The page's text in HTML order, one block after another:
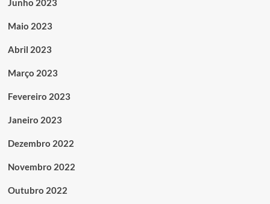
Junho 2023
Maio 2023
Abril 2023
Março 2023
Fevereiro 2023
Janeiro 2023
Dezembro 2022
Novembro 2022
Outubro 2022